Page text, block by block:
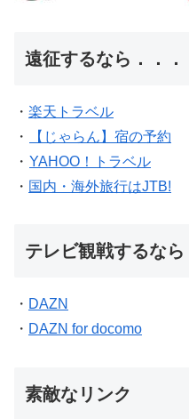
遠征するなら．．．
・ 楽天トラベル
・
【じゃらん】宿の予約
・ YAHOO！トラベル
・ 国内・海外旅行はJTB!
テレビ観戦するなら
・ DAZN
・ DAZN for docomo
素敵なリンク